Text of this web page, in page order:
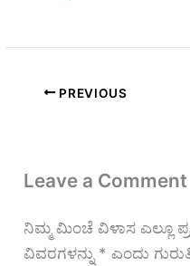
PREVIOUS
Leave a Comment
ನಿಮ್ಮ ಮಿಂಚೆ ವಿಳಾಸ ಎಲ್ಲೂ
ವಿವರಗಳನ್ನು * ಎಂದು